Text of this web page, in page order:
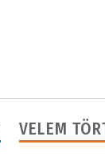
VELEM